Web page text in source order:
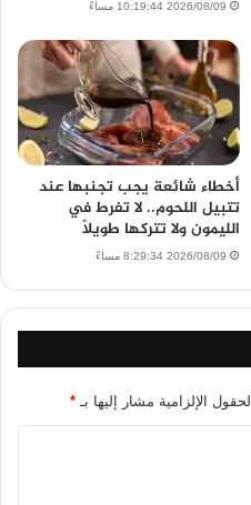
2026/08/09 10:19:44 مساءً
أخطاء شائعة يجب تجنبها عند
تتبيل اللحوم.. لا تفرط في
الليمون ولا تتركها طويلًا
2026/08/09 8:29:34 مساءً
الحقول الإلزامية مشار إليها بـ *